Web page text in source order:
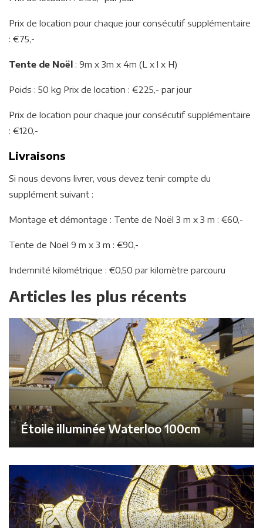
Prix de location pour chaque jour consécutif supplémentaire
: €75,-
Tente de Noël : 9m x 3m x 4m (L x l x H)
Poids : 50 kg Prix de location : €225,- par jour
Prix de location pour chaque jour consécutif supplémentaire
: €120,-
Livraisons
Si nous devons livrer, vous devez tenir compte du
supplément suivant :
Montage et démontage : Tente de Noël 3 m x 3 m : €60,-
Tente de Noël 9 m x 3 m : €90,-
Indemnité kilométrique : €0,50 par kilomètre parcouru
Articles les plus récents
Étoile illuminée Waterloo 100cm